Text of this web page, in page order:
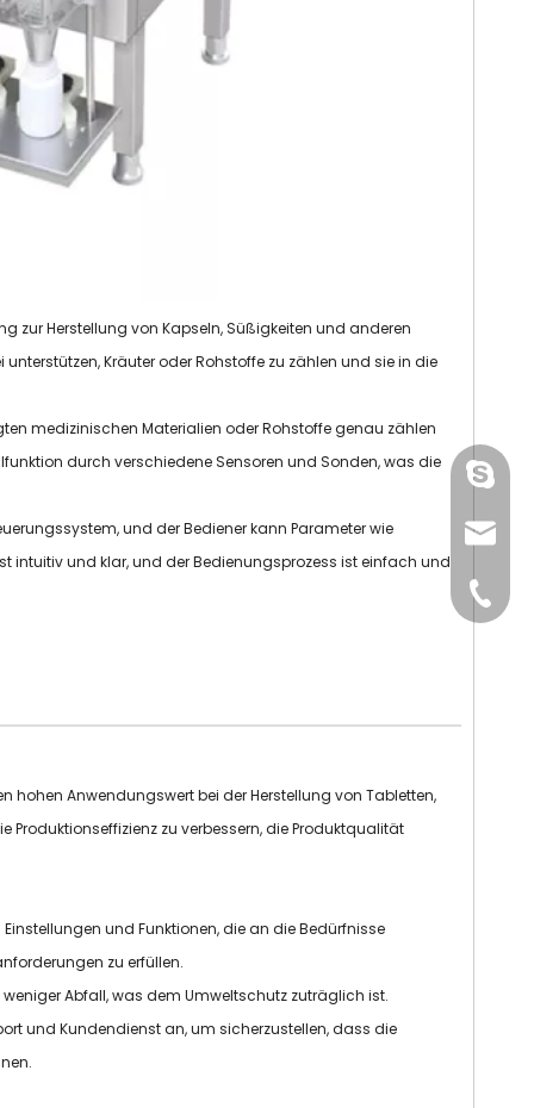
zur Herstellung von Kapseln, Süßigkeiten und anderen
Kräuter oder Rohstoffe zu zählen und sie in die
medizinischen Materialien oder Rohstoffe genau zählen
durch verschiedene Sensoren und Sonden, was die
und der Bediener kann Parameter wie
intuitiv und klar, und der Bedienungsprozess ist einfach und
Anwendungswert bei der Herstellung von Tabletten,
zu verbessern, die Produktqualität
und Funktionen, die an die Bedürfnisse
zu erfüllen.
Abfall, was dem Umweltschutz zuträglich ist.
und Kundendienst an, um sicherzustellen, dass die
+86-